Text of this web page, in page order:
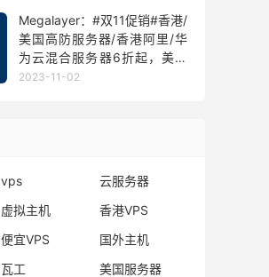
Megalayer：#双11促销#香港/
美国高防服务器/香港阿里/华
为云混合服务器6折起，美国
服务器月付199元起
2023-11-02
vps
云服务器
虚拟主机
香港VPS
便宜VPS
国外主机
瓦工 美国服务器